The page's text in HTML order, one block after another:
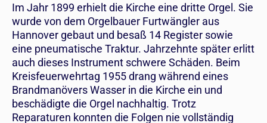
Im Jahr 1899 erhielt die Kirche eine dritte Orgel. Sie
wurde von dem Orgelbauer Furtwängler aus
Hannover gebaut und besaß 14 Register sowie
eine pneumatische Traktur. Jahrzehnte später erlitt
auch dieses Instrument schwere Schäden. Beim
Kreisfeuerwehrtag 1955 drang während eines
Brandmanövers Wasser in die Kirche ein und
beschädigte die Orgel nachhaltig. Trotz
Reparaturen konnten die Folgen nie vollständig